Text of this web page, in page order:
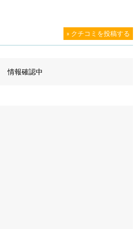
» クチコミを投稿する
情報確認中